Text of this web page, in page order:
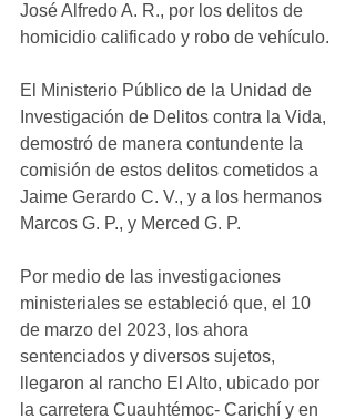
José Alfredo A. R., por los delitos de
homicidio calificado y robo de vehículo.
El Ministerio Público de la Unidad de
Investigación de Delitos contra la Vida,
demostró de manera contundente la
comisión de estos delitos cometidos a
Jaime Gerardo C. V., y a los hermanos
Marcos G. P., y Merced G. P.
Por medio de las investigaciones
ministeriales se estableció que, el 10
de marzo del 2023, los ahora
sentenciados y diversos sujetos,
llegaron al rancho El Alto, ubicado por
la carretera Cuauhtémoc- Carichí y en